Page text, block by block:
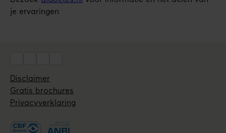
Utils
Disclaimer
Gratis brochures
Privacyverklaring
je ervaringen